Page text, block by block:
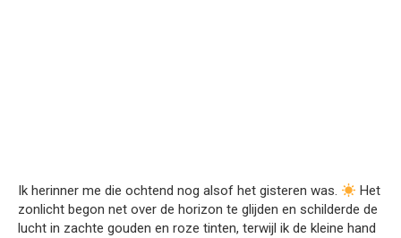
Ik herinner me die ochtend nog alsof het gisteren was.
Het
zonlicht begon net over de horizon te glijden en schilderde de
lucht in zachte gouden en roze tinten, terwijl ik de kleine hand